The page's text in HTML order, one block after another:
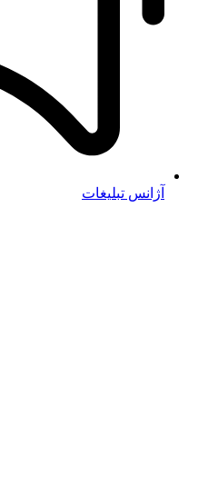
آژانس تبلیغات